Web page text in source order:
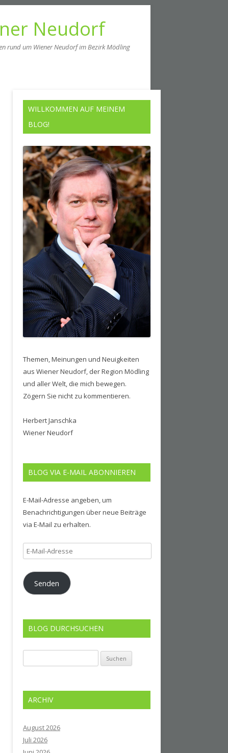
Neudorf
rund um Wiener Neudorf im Bezirk Mödling
WILLKOMMEN AUF MEINEM
BLOG!
Themen, Meinungen und Neuigkeiten
aus Wiener Neudorf, der Region Mödling
und aller Welt, die mich bewegen.
Zögern Sie nicht zu kommentieren.
Herbert Janschka
Wiener Neudorf
BLOG VIA E-MAIL ABONNIEREN
E-Mail-Adresse angeben, um
Benachrichtigungen über neue Beiträge
via E-Mail zu erhalten.
E-
Mail-
Adresse
Senden
BLOG DURCHSUCHEN
nach:
ARCHIV
August 2026
Juli 2026